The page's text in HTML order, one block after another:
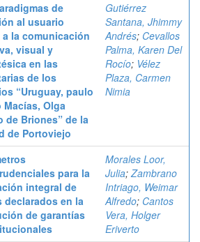
de
al usuario
la comunicación
visual y
en las
de los
“Uruguay, paulo
Macías, Olga
de Briones” de la
de Portoviejo
Gutiérrez
Santana, Jhimmy
Andrés; Cevallos
Palma, Karen Del
Rocío; Vélez
Plaza, Carmen
Nimia
para la
integral de
declarados en la
de garantías
Morales Loor,
Julia;Zambrano
Intriago, Weimar
Alfredo; Cantos
Vera, Holger
Eriverto